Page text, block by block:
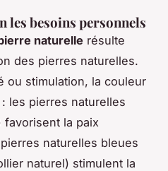
les besoins personnels
naturelle résulte
des pierres naturelles.
ou stimulation, la couleur
les pierres naturelles
la paix
naturelles bleues
naturel) stimulent la